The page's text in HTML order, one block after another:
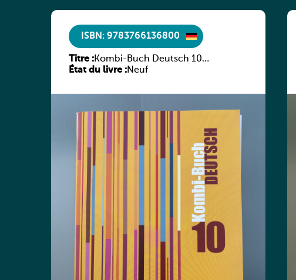
ISBN: 9783766136800
Titre :Kombi-Buch Deutsch 10
Arbeitsheft
État du livre :Neuf